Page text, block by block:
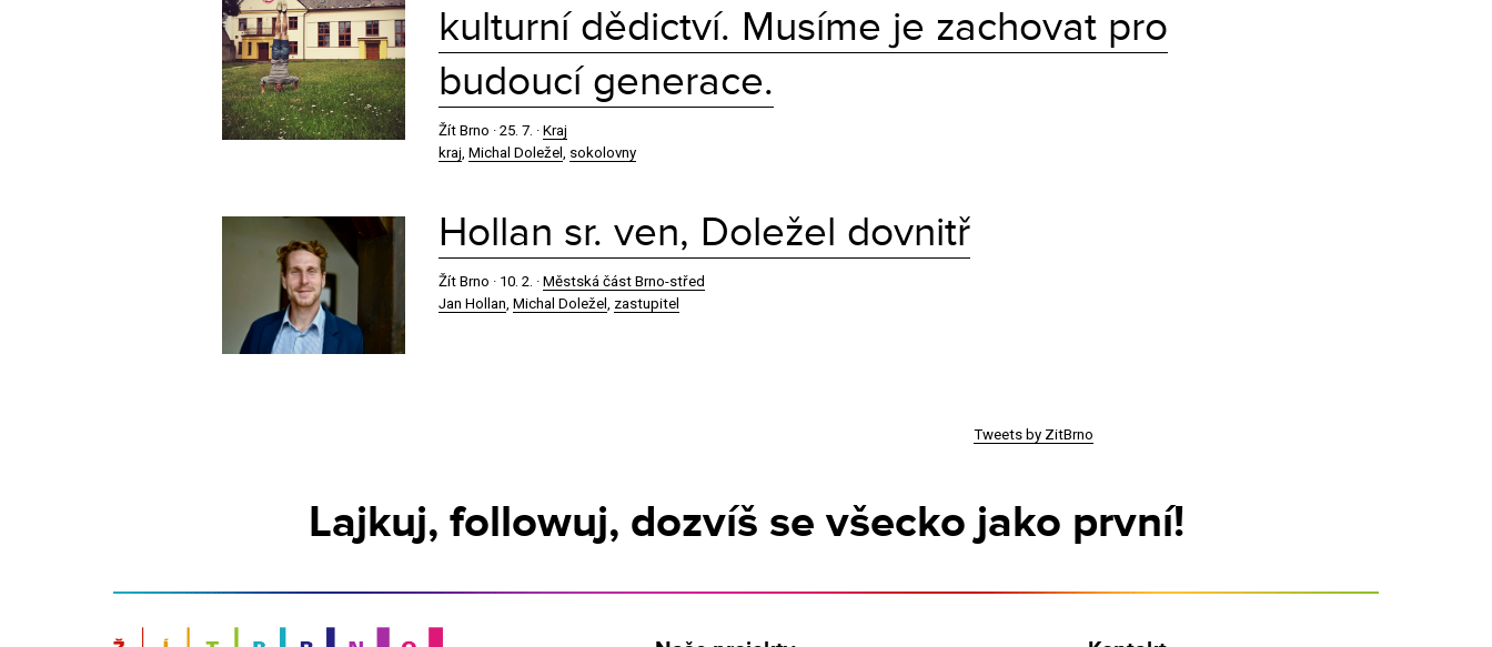
kulturní dědictví. Musíme je zachovat pro
budoucí generace.
Žít Brno · 25. 7. · Kraj
kraj, Michal Doležel , sokolovny
Hollan sr. ven, Doležel dovnitř
Žít Brno · 10. 2. · Městská část Brno-střed
Jan Hollan, Michal Doležel , zastupitel
Tweets by ZitBrno
Lajkuj, followuj, dozvíš se všecko jako první!